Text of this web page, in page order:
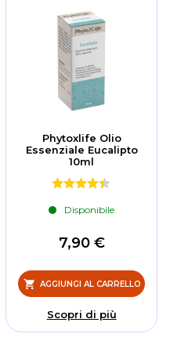
Phytoxlife Olio
Essenziale Eucalipto
10ml
Disponibile
7,90 €
AGGIUNGI AL CARRELLO
Scopri di più